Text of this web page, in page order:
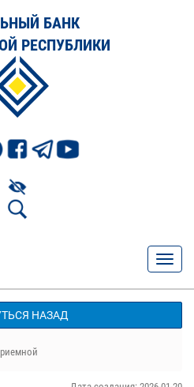
БАНК
РЕСПУБЛИКИ
НАЗАД